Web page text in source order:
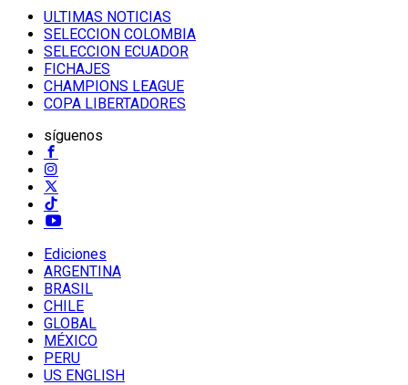
ULTIMAS NOTICIAS
SELECCION COLOMBIA
SELECCION ECUADOR
FICHAJES
CHAMPIONS LEAGUE
COPA LIBERTADORES
síguenos
Ediciones
ARGENTINA
BRASIL
CHILE
GLOBAL
MÉXICO
PERU
US ENGLISH